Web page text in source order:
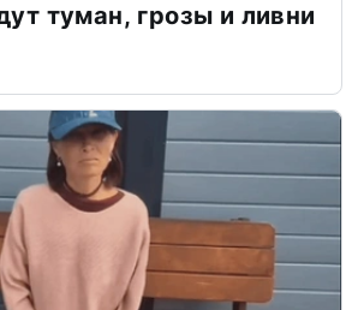
туман, грозы и ливни